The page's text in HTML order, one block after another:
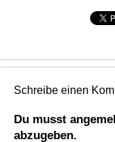
Schreibe einen
Du musst
abzugeben.